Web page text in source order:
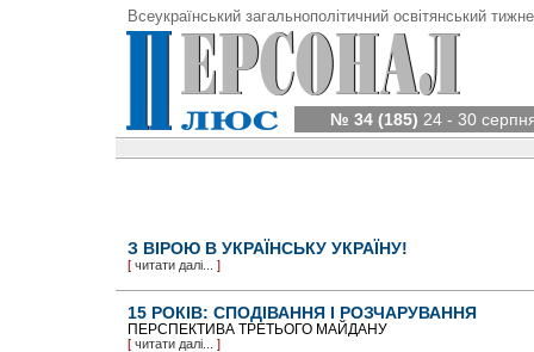
Всеукраїнський загальнополітичний освітянський
№ 34 (185) 24 - 30
З ВІРОЮ В УКРАЇНСЬКУ УКРАЇНУ!
[ читати далі... ]
15 РОКІВ: СПОДІВАННЯ І РОЗЧАРУВАННЯ
ПЕРСПЕКТИВА ТРЕТЬОГО МАЙДАНУ
[ читати далі... ]